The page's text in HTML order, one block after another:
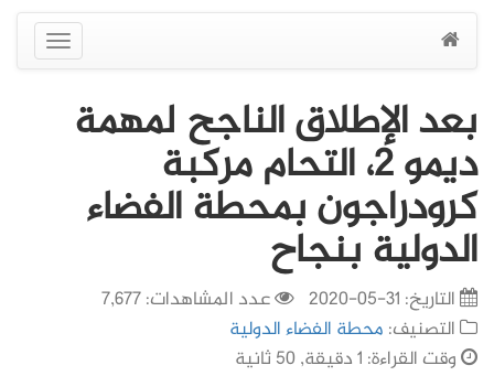
عرض
القائمة
بعد الإطلاق الناجح لمهمة
ديمو 2، التحام مركبة
كرودراجون بمحطة الفضاء
الدولية بنجاح
التاريخ: 31-05-2020
عدد المشاهدات: 7,677
التصنيف: محطة الفضاء الدولية
وقت القراءة: 1 دقيقة, 50 ثانية